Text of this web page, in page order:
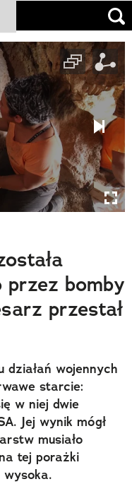
przez bomby
przestał
wojennych
starcie:
w niej dwie
Jej wynik mógł
musiało
tej porażki